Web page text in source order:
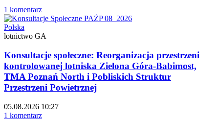
1 komentarz
Polska
lotnictwo GA
Konsultacje społeczne: Reorganizacja przestrzeni
kontrolowanej lotniska Zielona Góra-Babimost,
TMA Poznań North i Pobliskich Struktur
Przestrzeni Powietrznej
05.08.2026 10:27
1 komentarz